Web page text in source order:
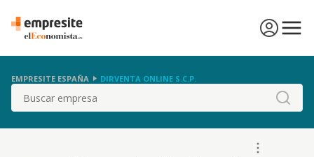
EMPRESITE ESPAÑA DIRVENTA ONLINE S.C.P.
Buscar